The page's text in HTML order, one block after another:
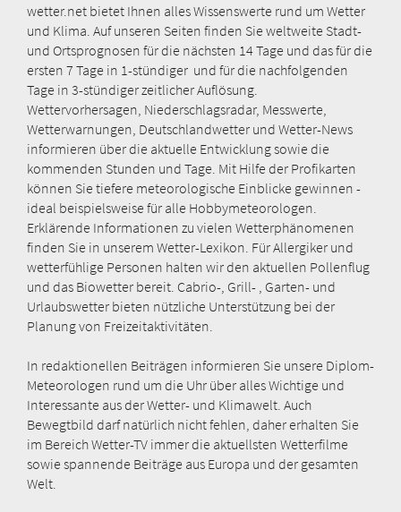
wetter.net bietet Ihnen alles Wissenswerte rund um Wetter
und Klima. Auf unseren Seiten finden Sie weltweite Stadt-
und Ortsprognosen für die nächsten 14 Tage und das für die
ersten 7 Tage in 1-stündiger und für die nachfolgenden
Tage in 3-stündiger zeitlicher Auflösung.
Wettervorhersagen, Niederschlagsradar, Messwerte,
Wetterwarnungen, Deutschlandwetter und Wetter-News
informieren über die aktuelle Entwicklung sowie die
kommenden Stunden und Tage. Mit Hilfe der Profikarten
können Sie tiefere meteorologische Einblicke gewinnen -
ideal beispielsweise für alle Hobbymeteorologen.
Erklärende Informationen zu vielen Wetterphänomenen
finden Sie in unserem Wetter-Lexikon. Für Allergiker und
wetterfühlige Personen halten wir den aktuellen Pollenflug
und das Biowetter bereit. Cabrio-, Grill- , Garten- und
Urlaubswetter bieten nützliche Unterstützung bei der
Planung von Freizeitaktivitäten.
In redaktionellen Beiträgen informieren Sie unsere Diplom-
Meteorologen rund um die Uhr über alles Wichtige und
Interessante aus der Wetter- und Klimawelt. Auch
Bewegtbild darf natürlich nicht fehlen, daher erhalten Sie
im Bereich Wetter-TV immer die aktuellsten Wetterfilme
sowie spannende Beiträge aus Europa und der gesamten
Welt.